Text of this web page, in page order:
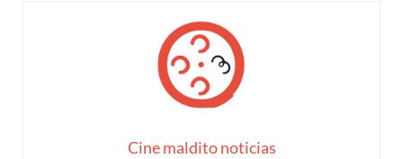
Cine maldito noticias